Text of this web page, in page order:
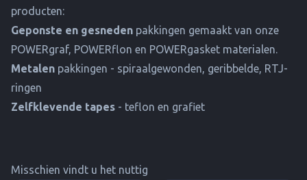
producten:
Geponste en gesneden pakkingen gemaakt van onze
POWERgraf, POWERflon en POWERgasket materialen.
Metalen pakkingen - spiraalgewonden, geribbelde, RTJ-
ringen
Zelfklevende tapes - teflon en grafiet
Misschien vindt u het nuttig